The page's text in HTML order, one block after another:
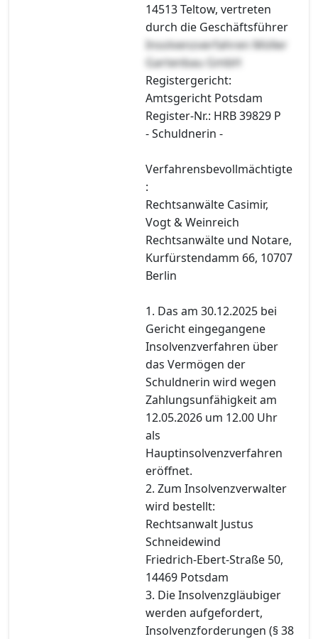
14513 Teltow, vertreten
durch die Geschäftsführer
Insolvenzverfahren Möller
Gartenbau GmbH
Registergericht:
Amtsgericht Potsdam
Register-Nr.: HRB 39829 P
- Schuldnerin -
Verfahrensbevollmächtigte
:
Rechtsanwälte Casimir,
Vogt & Weinreich
Rechtsanwälte und Notare,
Kurfürstendamm 66, 10707
Berlin
1. Das am 30.12.2025 bei
Gericht eingegangene
Insolvenzverfahren über
das Vermögen der
Schuldnerin wird wegen
Zahlungsunfähigkeit am
12.05.2026 um 12.00 Uhr
als
Hauptinsolvenzverfahren
eröffnet.
2. Zum Insolvenzverwalter
wird bestellt:
Rechtsanwalt Justus
Schneidewind
Friedrich-Ebert-Straße 50,
14469 Potsdam
3. Die Insolvenzgläubiger
werden aufgefordert,
Insolvenzforderungen (§ 38